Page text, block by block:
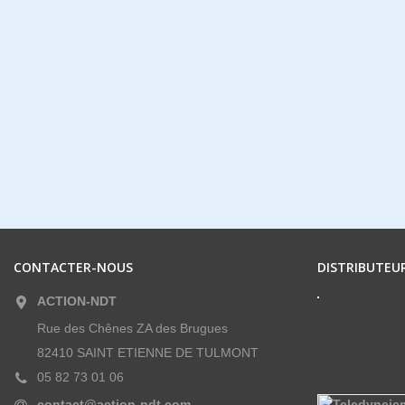
CONTACTER-NOUS
ACTION-NDT
Rue des Chênes ZA des Brugues
82410 SAINT ETIENNE DE TULMONT
05 82 73 01 06